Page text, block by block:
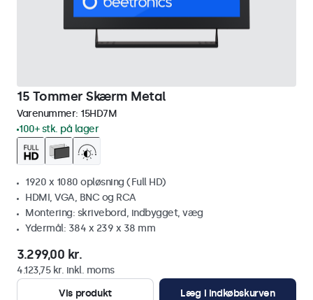
15 Tommer Skærm Metal
Varenummer: 15HD7M
100+ stk. på lager
1920 x 1080 opløsning (Full HD)
HDMI, VGA, BNC og RCA
Montering: skrivebord, indbygget, væg
Ydermål: 384 x 239 x 38 mm
3.299,00 kr.
4.123,75 kr. inkl. moms
Vis produkt
Læg i indkøbskurven